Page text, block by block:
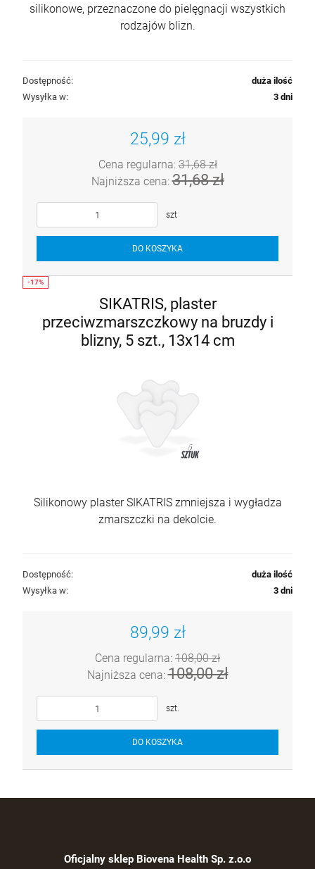
silikonowe, przeznaczone do pielęgnacji wszystkich
rodzajów blizn.
Dostępność:
duża ilość
Wysyłka w:
3 dni
25,99 zł
Cena regularna:31,68 zł
Najniższa cena:31,68 zł
szt
DO KOSZYKA
SIKATRIS, plaster
przeciwzmarszczkowy na bruzdy i
blizny, 5 szt., 13x14 cm
Silikonowy plaster SIKATRIS zmniejsza i wygładza
zmarszczki na dekolcie.
Dostępność:
duża ilość
Wysyłka w:
3 dni
89,99 zł
Cena regularna: 108,00 zł
Najniższa cena:108,00 zł
szt.
DO KOSZYKA
Oficjalny sklep Biovena Health Sp. z.o.o